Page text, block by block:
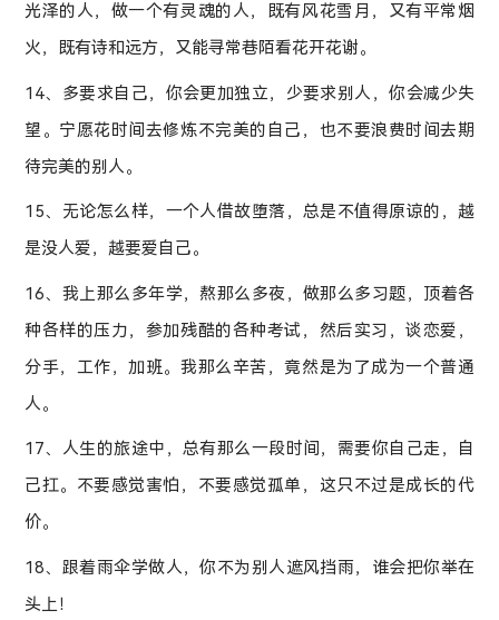
光泽的人，做一个有灵魂的人，既有风花雪月，又有平常烟
火，既有诗和远方，又能寻常巷陌看花开花谢。
14、多要求自己，你会更加独立，少要求别人，你会减少失
望。宁愿花时间去修炼不完美的自己，也不要浪费时间去期
待完美的别人。
15、无论怎么样，一个人借故堕落，总是不值得原谅的，越
是没人爱，越要爱自己。
16、我上那么多年学，熬那么多夜，做那么多习题，顶着各
种各样的压力，参加残酷的各种考试，然后实习，谈恋爱，
分手，工作，加班。我那么辛苦，竟然是为了成为一个普通
人。
17、人生的旅途中，总有那么一段时间，需要你自己走，自
己扛。不要感觉害怕，不要感觉孤单，这只不过是成长的代
价。
18、跟着雨伞学做人，你不为别人遮风挡雨，谁会把你举在
头上！